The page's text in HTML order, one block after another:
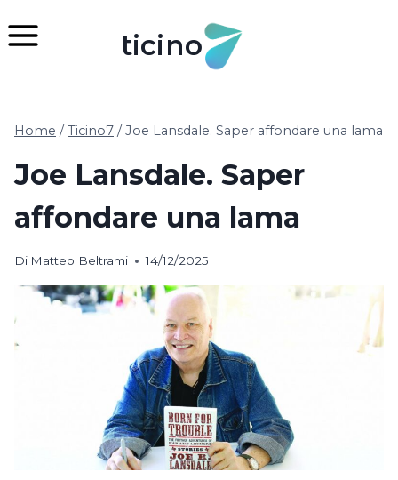
al
ticino
Home / Ticino7 / Joe Lansdale. Saper affondare una lama
Joe Lansdale. Saper
affondare una lama
Di Matteo Beltrami 14/12/2025